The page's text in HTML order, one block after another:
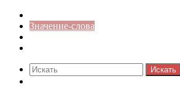
Значение-слова
Искать